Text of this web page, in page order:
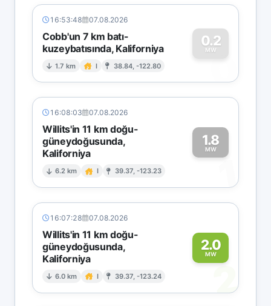
16:53:48 07.08.2026
Cobb'un 7 km batı-
kuzeybatısında, Kaliforniya
1.7 km I 38.84, -122.80
0.2
MW
0
16:08:03 07.08.2026
Willits'in 11 km doğu-
güneydoğusunda,
Kaliforniya
6.2 km I 39.37, -123.23
1.8
MW
1
16:07:28 07.08.2026
Willits'in 11 km doğu-
güneydoğusunda,
Kaliforniya
6.0 km I 39.37, -123.24
2.0
MW
2